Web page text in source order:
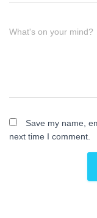
What's on your mind?
Save my name,
next time I comment.